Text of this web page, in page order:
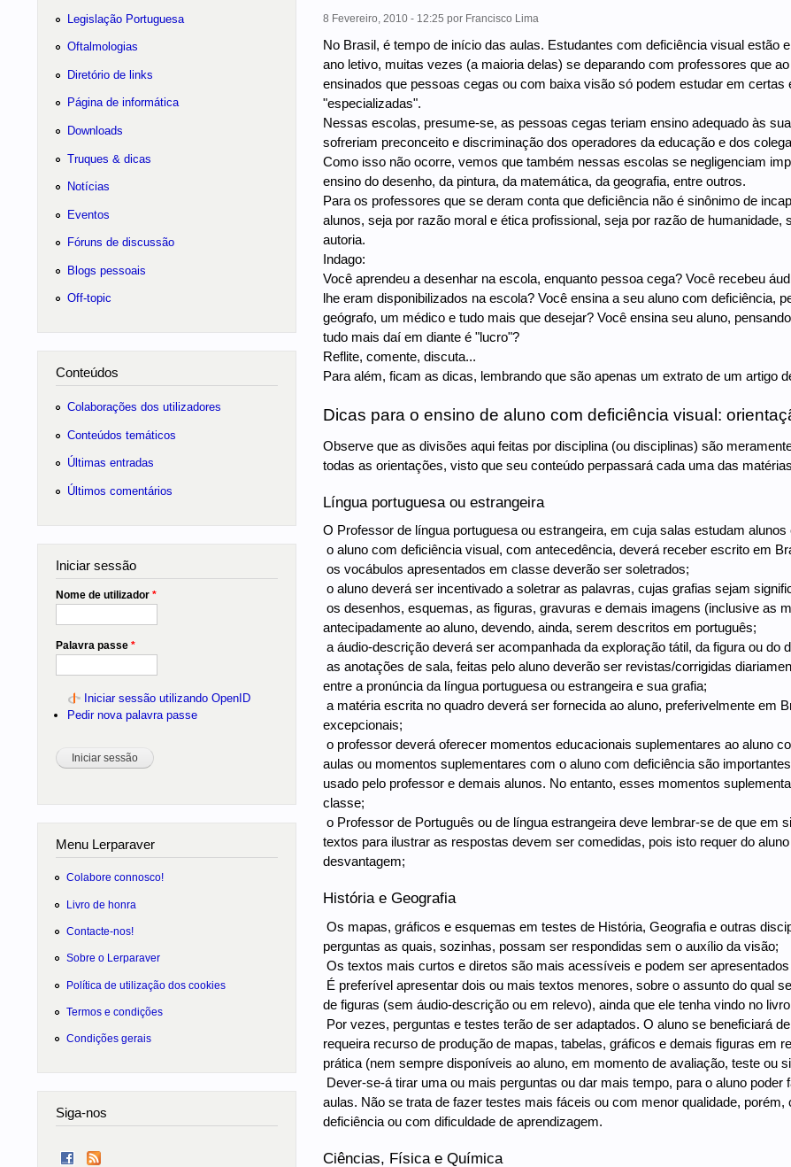
8 Fevereiro, 2010 - 12:25 por Francisco Lima
No Brasil, é tempo de início das aulas. Estudantes com deficiência visual estão
ano letivo, muitas vezes (a maioria delas) se deparando com professores que
ensinados que pessoas cegas ou com baixa visão só podem estudar em
"especializadas".
Nessas escolas, presume-se, as pessoas cegas teriam ensino adequado às
sofreriam preconceito e discriminação dos operadores da educação e dos
Como isso não ocorre, vemos que também nessas escolas se negligenciam
ensino do desenho, da pintura, da matemática, da geografia, entre outros.
Para os professores que se deram conta que deficiência não é sinônimo de
alunos, seja por razão moral e ética profissional, seja por razão de
autoria.
Indago:
Você aprendeu a desenhar na escola, enquanto pessoa cega? Você recebeu
lhe eram disponibilizados na escola? Você ensina a seu aluno com deficiência,
geógrafo, um médico e tudo mais que desejar? Você ensina seu aluno,
tudo mais daí em diante é "lucro"?
Reflite, comente, discuta...
Para além, ficam as dicas, lembrando que são apenas um extrato de um artigo
Dicas para o ensino de aluno com deficiência visual:
Observe que as divisões aqui feitas por disciplina (ou disciplinas) são
todas as orientações, visto que seu conteúdo perpassará cada uma das
Língua portuguesa ou estrangeira
O Professor de língua portuguesa ou estrangeira, em cuja salas estudam
 o aluno com deficiência visual, com antecedência, deverá receber escrito em
 os vocábulos apresentados em classe deverão ser soletrados;
 o aluno deverá ser incentivado a soletrar as palavras, cujas grafias sejam
 os desenhos, esquemas, as figuras, gravuras e demais imagens (inclusive as
antecipadamente ao aluno, devendo, ainda, serem descritos em português;
 a áudio-descrição deverá ser acompanhada da exploração tátil, da figura ou
 as anotações de sala, feitas pelo aluno deverão ser revistas/corrigidas
entre a pronúncia da língua portuguesa ou estrangeira e sua grafia;
 a matéria escrita no quadro deverá ser fornecida ao aluno, preferivelmente em
excepcionais;
 o professor deverá oferecer momentos educacionais suplementares ao aluno
aulas ou momentos suplementares com o aluno com deficiência são
usado pelo professor e demais alunos. No entanto, esses momentos
classe;
 o Professor de Português ou de língua estrangeira deve lembrar-se de que
textos para ilustrar as respostas devem ser comedidas, pois isto requer do
desvantagem;
História e Geografia
 Os mapas, gráficos e esquemas em testes de História, Geografia e outras
perguntas as quais, sozinhas, possam ser respondidas sem o auxílio da visão;
 Os textos mais curtos e diretos são mais acessíveis e podem ser
 É preferível apresentar dois ou mais textos menores, sobre o assunto do qual
de figuras (sem áudio-descrição ou em relevo), ainda que ele tenha vindo no
 Por vezes, perguntas e testes terão de ser adaptados. O aluno se beneficiará
requeira recurso de produção de mapas, tabelas, gráficos e demais figuras em
prática (nem sempre disponíveis ao aluno, em momento de avaliação, teste ou
 Dever-se-á tirar uma ou mais perguntas ou dar mais tempo, para o aluno
aulas. Não se trata de fazer testes mais fáceis ou com menor qualidade,
deficiência ou com dificuldade de aprendizagem.
Ciências, Física e Química
Legislação Portuguesa
Oftalmologias
Diretório de links
Página de informática
Downloads
Truques & dicas
Notícias
Eventos
Fóruns de discussão
Blogs pessoais
Off-topic
Conteúdos
Colaborações dos utilizadores
Conteúdos temáticos
Últimas entradas
Últimos comentários
Iniciar sessão
Nome de utilizador *
Palavra passe *
Iniciar sessão utilizando OpenID
Pedir nova palavra passe
Menu Lerparaver
Colabore connosco!
Livro de honra
Contacte-nos!
Sobre o Lerparaver
Política de utilização dos cookies
Termos e condições
Condições gerais
Siga-nos